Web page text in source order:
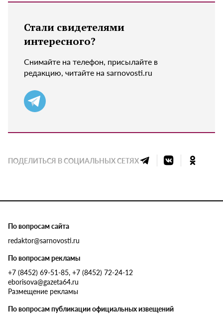
Стали свидетелями
интересного?
Снимайте на телефон, присылайте в
редакцию, читайте на sarnovosti.ru
ПОДЕЛИТЬСЯ В СОЦИАЛЬНЫХ СЕТЯХ
По вопросам сайта
redaktor@sarnovosti.ru
По вопросам рекламы
+7 (8452) 69-51-85, +7 (8452) 72-24-12
eborisova@gazeta64.ru
Размещение рекламы
По вопросам публикации официальных извещений